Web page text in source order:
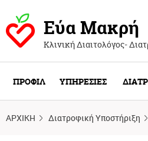
Εύα Μακρή
Κλινική Διαιτολόγος-
ΠΡΟΦΙΛ ΥΠΗΡΕΣΙΕΣ
ΑΡΧΙΚΗ Διατροφική Υποστήριξη